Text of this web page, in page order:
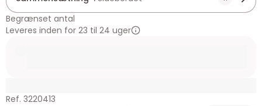
Begrænset antal
Leveres inden for 23 til 24 uger
Ref. 3220413